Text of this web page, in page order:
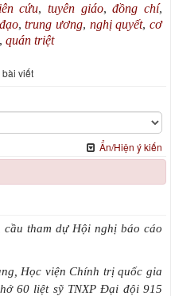
cứu, tuyên giáo,đồng chí,
,trung ương, nghị quyết,cơ
, quán triệt
viết
Ẩn/Hiện ý kiến
cầu tham dự Hội nghị báo cáo
Học viện Chính trị quốc gia
60 liệt sỹ TNXP Đại đội 915